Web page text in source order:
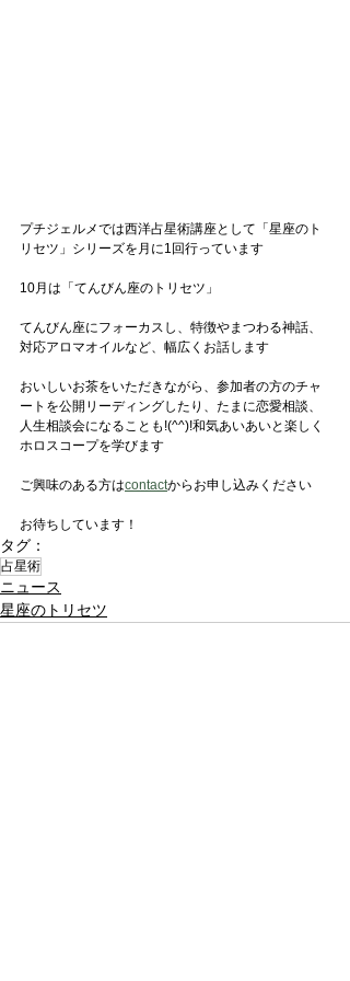
プチジェルメでは西洋占星術講座として「星座のト
リセツ」シリーズを月に1回行っています
10月は「てんびん座のトリセツ」
てんびん座にフォーカスし、特徴やまつわる神話、
対応アロマオイルなど、幅広くお話します
おいしいお茶をいただきながら、参加者の方のチャ
ートを公開リーディングしたり、たまに恋愛相談、
人生相談会になることも!(^^)!和気あいあいと楽しく
ホロスコープを学びます
ご興味のある方はcontactからお申し込みください
お待ちしています！
タグ：
占星術
ニュース
星座のトリセツ